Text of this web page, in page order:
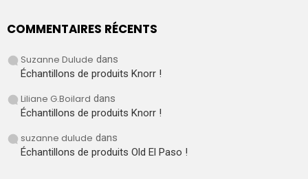
COMMENTAIRES RÉCENTS
Suzanne Dulude dans
Échantillons de produits Knorr !
Liliane G.Boilard dans
Échantillons de produits Knorr !
suzanne dulude dans
Échantillons de produits Old El Paso !